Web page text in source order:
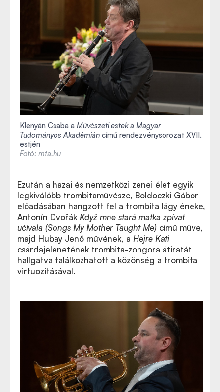
Klenyán Csaba a Művészeti estek a Magyar
Tudományos Akadémián című rendezvénysorozat XVII.
estjén
Fotó: mta.hu
Ezután a hazai és nemzetközi zenei élet egyik
legkiválóbb trombitaművésze, Boldoczki Gábor
előadásában hangzott fel a trombita lágy éneke,
Antonín Dvořák Když mne stará matka zpívat
učívala (Songs My Mother Taught Me) című műve,
majd Hubay Jenő művének, a Hejre Kati
csárdajelenetének trombita-zongora átiratát
hallgatva találkozhatott a közönség a trombita
virtuozitásával.